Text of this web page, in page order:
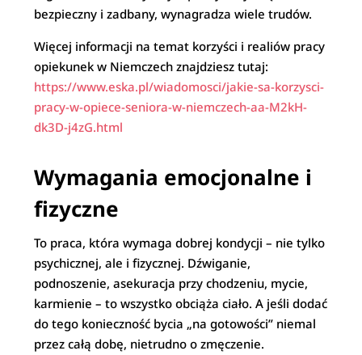
bezpieczny i zadbany, wynagradza wiele trudów.
Więcej informacji na temat korzyści i realiów pracy
opiekunek w Niemczech znajdziesz tutaj:
https://www.eska.pl/wiadomosci/jakie-sa-korzysci-
pracy-w-opiece-seniora-w-niemczech-aa-M2kH-
dk3D-j4zG.html
Wymagania emocjonalne i
fizyczne
To praca, która wymaga dobrej kondycji – nie tylko
psychicznej, ale i fizycznej. Dźwiganie,
podnoszenie, asekuracja przy chodzeniu, mycie,
karmienie – to wszystko obciąża ciało. A jeśli dodać
do tego konieczność bycia „na gotowości” niemal
przez całą dobę, nietrudno o zmęczenie.